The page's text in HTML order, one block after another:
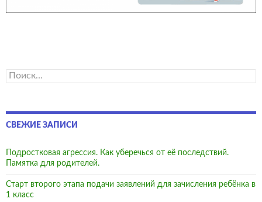
Найти:
СВЕЖИЕ ЗАПИСИ
Подростковая агрессия. Как уберечься от её последствий.
Памятка для родителей.
Старт второго этапа подачи заявлений для зачисления ребёнка в
1 класс